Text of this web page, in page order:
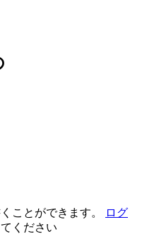
ことができます。
ログ
てください